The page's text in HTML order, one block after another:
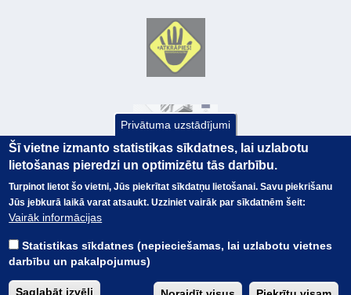
© Valsts kase 2017
Visas tiesības
EK GRĀMATVEDĪBAS KURSS
TERMINI
BUJ
Privātuma uzstādījumi
Šī vietne izmanto statistikas sīkdatnes, lai uzlabotu
lietošanas pieredzi un optimizētu tās darbību.
Turpinot lietot šo vietni, Jūs piekrītat sīkdatņu lietošanai. Savu piekrišanu
Jūs jebkurā laikā varat atsaukt. Uzziniet vairāk par sīkdatnēm šeit:
Vairāk informācijas
Statistikas sīkdatnes (nepieciešamas, lai uzlabotu vietnes
darbību un pakalpojumus)
Saglabāt izvēli